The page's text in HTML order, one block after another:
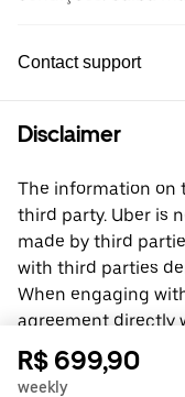
Contact support
Disclaimer
The information on
third party. Uber is
made by third
with third parties
When engaging
agreement directly
party. For
directly.
R$ 699,90
weekly